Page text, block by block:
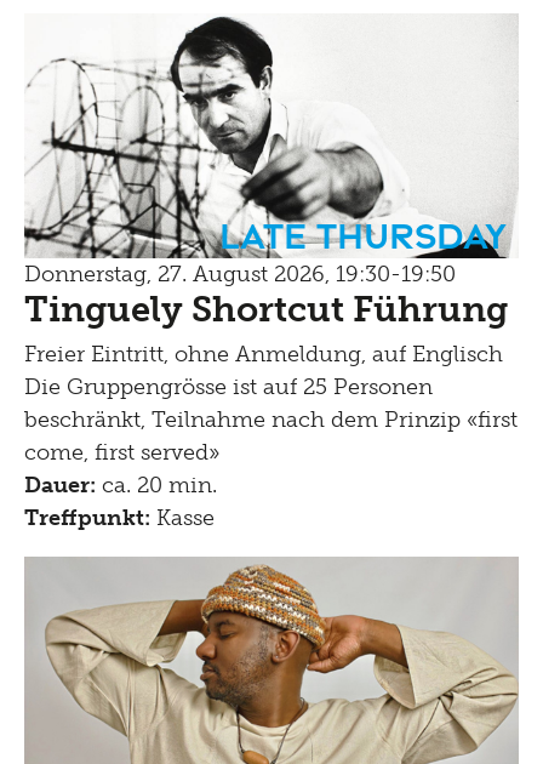
Late Thursday
Donnerstag, 27. August 2026, 19:30-19:50
Tinguely Shortcut Führung
Freier Eintritt, ohne Anmeldung, auf Englisch
Die Gruppengrösse ist auf 25 Personen
beschränkt, Teilnahme nach dem Prinzip «first
come, first served»
Dauer: ca. 20 min.
Treffpunkt: Kasse